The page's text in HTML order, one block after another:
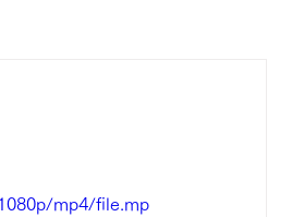
mp4/file.mp